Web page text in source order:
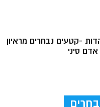
-קטעים נבחרים מראיון
סיני